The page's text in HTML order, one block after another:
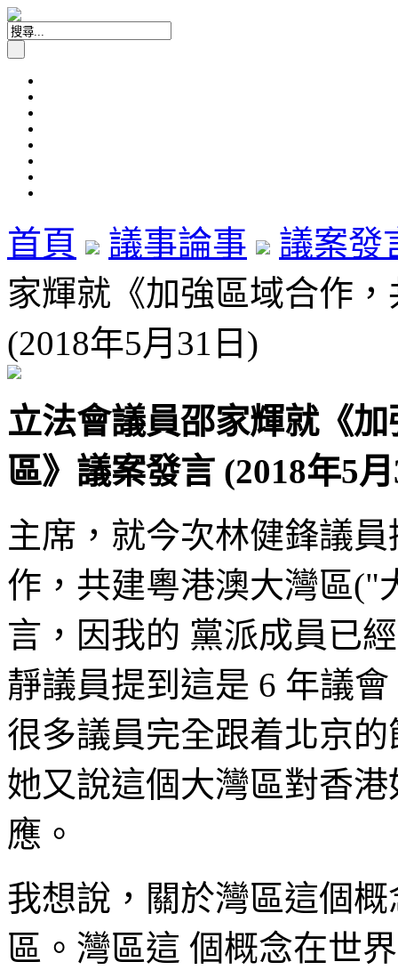
首頁 議事論事
議案發
家輝就《加強區域合作
(2018年5月31日)
立法會議員邵家輝就《
區》議案發言 (2018年5
主席，就今次林健鋒議
作，共建粵港澳大灣區("
言，因我的 黨派成員已
靜議員提到這是 6 年議
很多議員完全跟着北京
她又說這個大灣區對香
應。
我想說，關於灣區這個
區。灣區這 個概念在世